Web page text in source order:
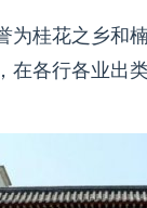
为桂花之乡和
在各行各业出